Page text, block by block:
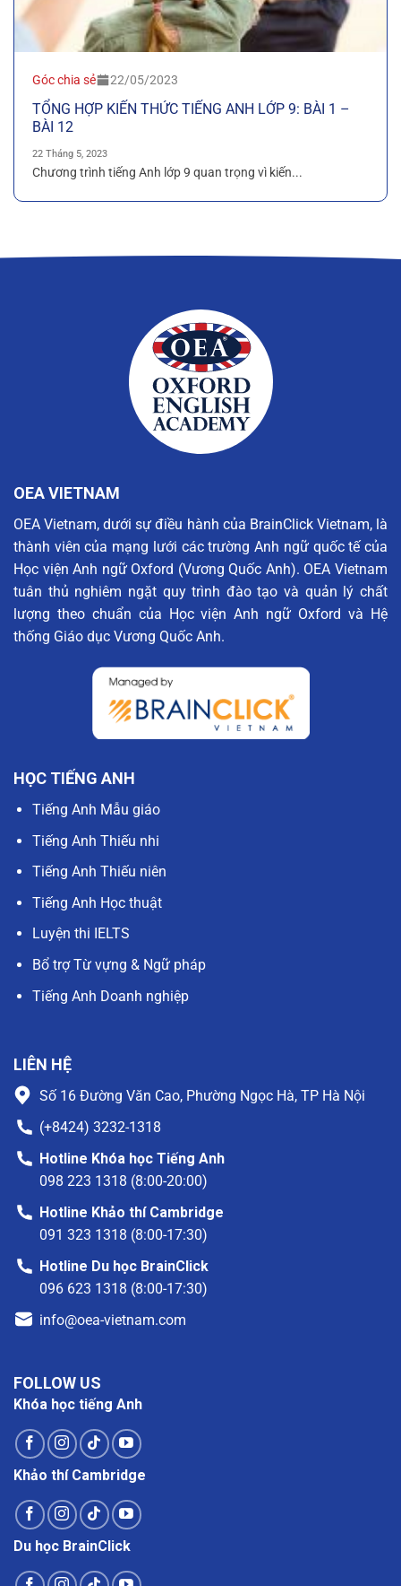
Góc chia sẻ 22/05/2023
TỔNG HỢP KIẾN THỨC TIẾNG ANH LỚP 9: BÀI 1 –
BÀI 12
22 Tháng 5, 2023
Chương trình tiếng Anh lớp 9 quan trọng vì kiến...
OEA VIETNAM
OEA Vietnam, dưới sự điều hành của BrainClick Vietnam, là
thành viên của mạng lưới các trường Anh ngữ quốc tế của
Học viện Anh ngữ Oxford (Vương Quốc Anh). OEA Vietnam
tuân thủ nghiêm ngặt quy trình đào tạo và quản lý chất
lượng theo chuẩn của Học viện Anh ngữ Oxford và Hệ
thống Giáo dục Vương Quốc Anh.
HỌC TIẾNG ANH
Tiếng Anh Mẫu giáo
Tiếng Anh Thiếu nhi
Tiếng Anh Thiếu niên
Tiếng Anh Học thuật
Luyện thi IELTS
Bổ trợ Từ vựng & Ngữ pháp
Tiếng Anh Doanh nghiệp
LIÊN HỆ
Số 16 Đường Văn Cao, Phường Ngọc Hà, TP Hà Nội
(+8424) 3232-1318
Hotline Khóa học Tiếng Anh
098 223 1318 (8:00-20:00)
Hotline Khảo thí Cambridge
091 323 1318 (8:00-17:30)
Hotline Du học BrainClick
096 623 1318 (8:00-17:30)
info@oea-vietnam.com
FOLLOW US
Khóa học tiếng Anh
Khảo thí Cambridge
Du học BrainClick